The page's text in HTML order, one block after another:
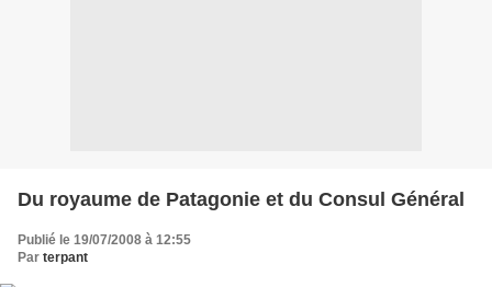
Du royaume de Patagonie et du Consul Général
Publié le 19/07/2008 à 12:55
Par terpant